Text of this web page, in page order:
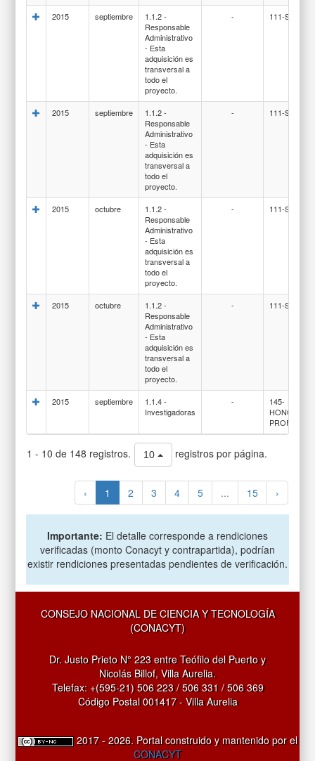
2015 septiembre
1.1.2 -
Responsable
Administrativo
- Esta
adquisición es
transversal a
todo el
proyecto.
- 111-
2015 septiembre
1.1.2 -
Responsable
Administrativo
- Esta
adquisición es
transversal a
todo el
proyecto.
- 111-
2015 octubre
1.1.2 -
Responsable
Administrativo
- Esta
adquisición es
transversal a
todo el
proyecto.
- 111-
2015 octubre
1.1.2 -
Responsable
Administrativo
- Esta
adquisición es
transversal a
todo el
proyecto.
- 111-
2015 septiembre
1.1.4 -
Investigadoras
-
145-
1 - 10 de 148 registros. 10 registros por página.
‹ 1 2 3 4 5 ... 15 ›
Importante: El detalle corresponde a rendiciones
verificadas (monto Conacyt y contrapartida), podrían
existir rendiciones presentadas pendientes de verificación.
CONSEJO NACIONAL DE CIENCIA Y TECNOLOGÍA
(CONACYT)
Dr. Justo Prieto N° 223 entre Teófilo del Puerto y
Nicolás Billof, Villa Aurelia.
Telefax: +(595-21) 506 223 / 506 331 / 506 369
Código Postal 001417 - Villa Aurelia
2017 - 2026. Portal construido y mantenido por el
CONACYT